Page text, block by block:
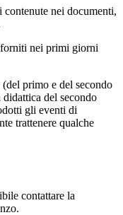
nei documenti,
nei primi giorni
primo e del secondo
del secondo
gli eventi di
trattenere qualche
contattare la